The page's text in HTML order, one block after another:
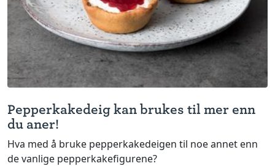
Pepperkakedeig kan brukes til mer enn
du aner!
Hva med å bruke pepperkakedeigen til noe annet enn
de vanlige pepperkakefigurene?